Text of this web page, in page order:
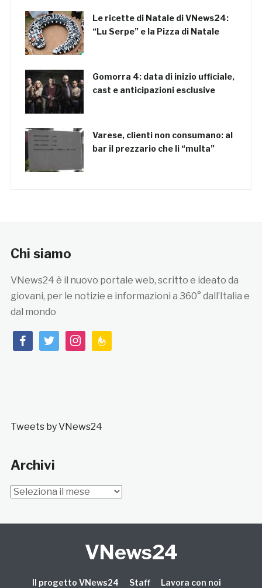
Le ricette di Natale di VNews24:
“Lu Serpe” e la Pizza di Natale
Gomorra 4: data di inizio ufficiale,
cast e anticipazioni esclusive
Varese, clienti non consumano: al
bar il prezzario che li “multa”
Chi siamo
VNews24 è il nuovo portale web, scritto e ideato da
giovani, per le notizie e informazioni a 360° dall’Italia e
dal mondo
facebooktwitterinstagramfeedburner
Tweets by VNews24
Archivi
Archivi
VNews24
Il progetto VNews24 Staff Lavora con noi